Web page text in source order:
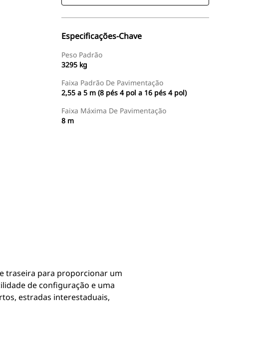
Especificações-Chave
Peso Padrão
3295 kg
Faixa Padrão De Pavimentação
2,55 a 5 m (8 pés 4 pol a 16 pés 4 pol)
Faixa Máxima De Pavimentação
8 m
traseira para proporcionar um
de configuração e uma
estradas interestaduais,